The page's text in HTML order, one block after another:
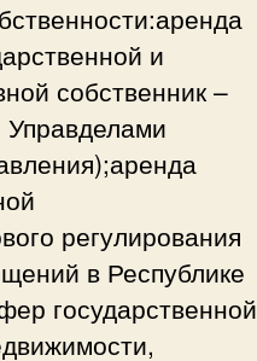
и
собственник –
Управделами
регулирования
в Республике
государственной